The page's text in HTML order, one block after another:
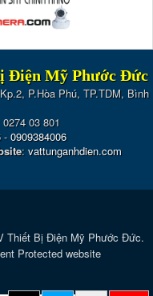
Điện Mỹ Phước Đức
P.Hòa Phú, TP.TDM, Bình
03 801
-0909384006
: vattunganhdien.com
Thiết Bị Điện Mỹ Phước Đức.
Protected website